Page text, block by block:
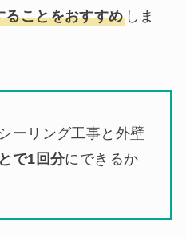
ることをおすすめしま
ーリング工事と外壁
で1回分にできるか